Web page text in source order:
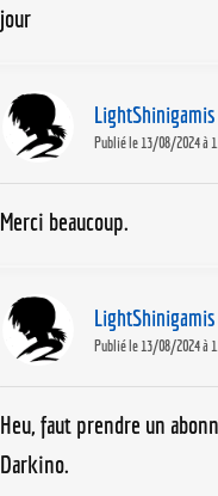
jour
LightShinigamis
Publié le 13/08/2024 à
Merci beaucoup.
LightShinigamis
Publié le 13/08/2024 à
Heu, faut prendre un
Darkino.